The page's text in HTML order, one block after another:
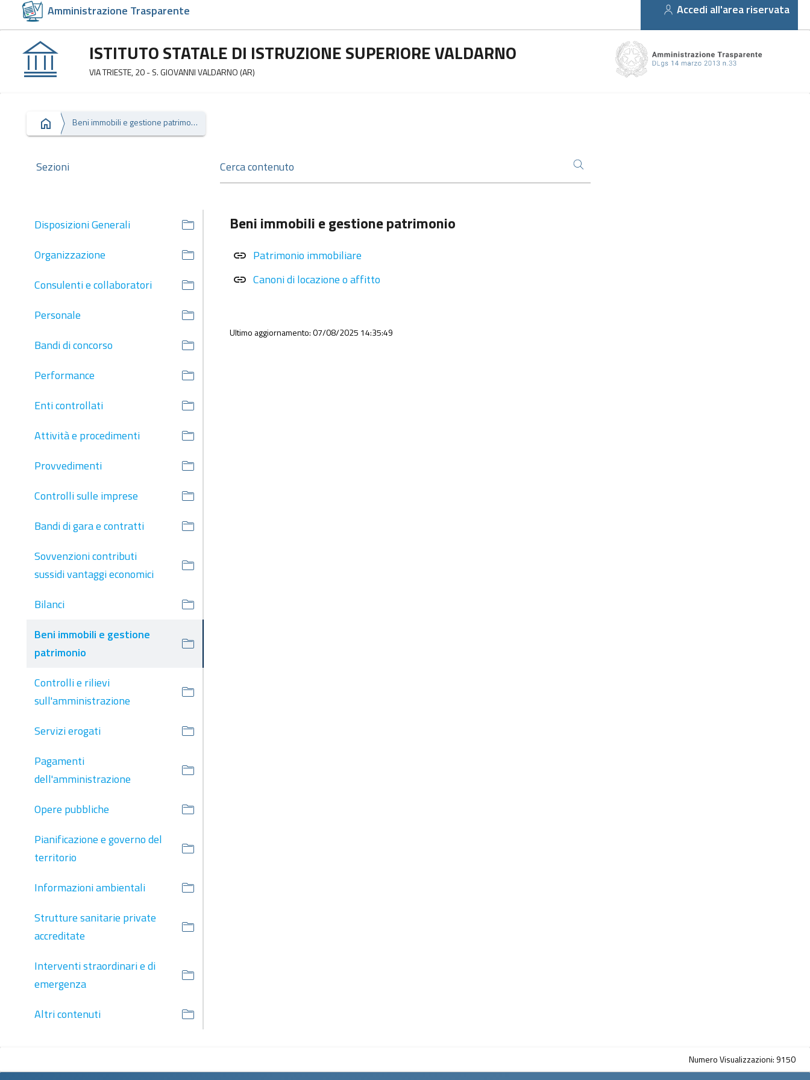
Amministrazione Trasparente Accedi all'area riservata
ISTITUTO STATALE DI ISTRUZIONE SUPERIORE VALDARNO
VIA TRIESTE, 20 - S. GIOVANNI VALDARNO (AR)
Beni immobili e gestione patrimonio
Sezioni
Disposizioni Generali
Organizzazione
Consulenti e collaboratori
Personale
Bandi di concorso
Performance
Enti controllati
Attività e procedimenti
Provvedimenti
Controlli sulle imprese
Bandi di gara e contratti
Sovvenzioni contributi
sussidi vantaggi economici
Bilanci
Beni immobili e gestione
patrimonio
Controlli e rilievi
sull'amministrazione
Servizi erogati
Pagamenti
dell'amministrazione
Opere pubbliche
Pianificazione e governo del
territorio
Informazioni ambientali
Strutture sanitarie private
accreditate
Interventi straordinari e di
emergenza
Altri contenuti
Beni immobili e gestione patrimonio
link Patrimonio immobiliare
link Canoni di locazione o affitto
Ultimo aggiornamento: 07/08/2025 14:35:49
Numero Visualizzazioni: 9150